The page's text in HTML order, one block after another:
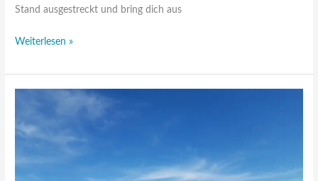
Stand ausgestreckt und bring dich aus
Weiterlesen »
Entspannungsreise
Am
blicken